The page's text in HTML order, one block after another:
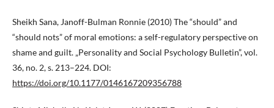
Sheikh Sana, Janoff-Bulman Ronnie (2010) The “should” and
“should nots” of moral emotions: a self-regulatory perspective on
shame and guilt. „Personality and Social Psychology Bulletin”, vol.
36, no. 2, s. 213–224. DOI:
https://doi.org/10.1177/0146167209356788